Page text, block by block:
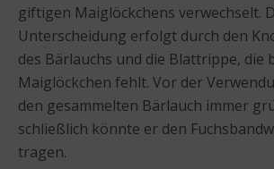
giftigen Maiglöckchens verwechselt.
Unterscheidung erfolgt durch den
des Bärlauchs und die Blattrippe, die
Maiglöckchen fehlt. Vor der
den gesammelten Bärlauch immer
schließlich könnte er den
tragen.